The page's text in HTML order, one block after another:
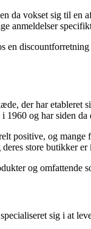
da vokset sig til en
anmeldelser
en
der har etableret
og har siden
positive, og
store butikker
og
sig i at